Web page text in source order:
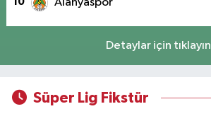
Alanyaspor
Detaylar için tıklayın
Süper Lig Fikstür